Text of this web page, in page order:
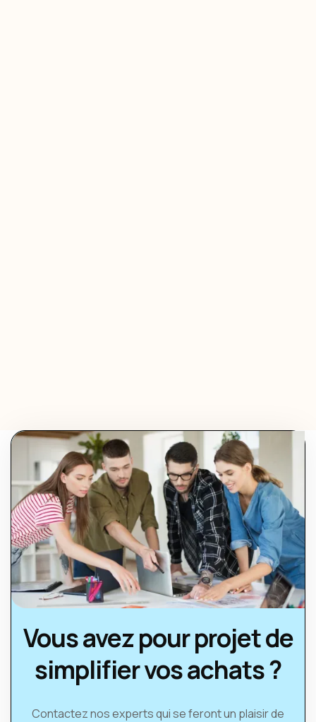
Vous avez pour projet de
simplifier vos achats ?
Contactez nos experts qui se feront un plaisir de